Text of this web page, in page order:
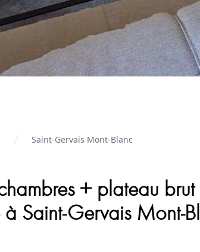
Saint-Gervais Mont-Blanc
+ plateau brut
Saint-Gervais Mont-